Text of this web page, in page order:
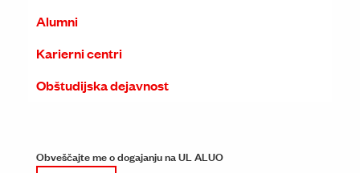
Alumni
Karierni centri
Obštudijska dejavnost
Obveščajte me o dogajanju na UL ALUO